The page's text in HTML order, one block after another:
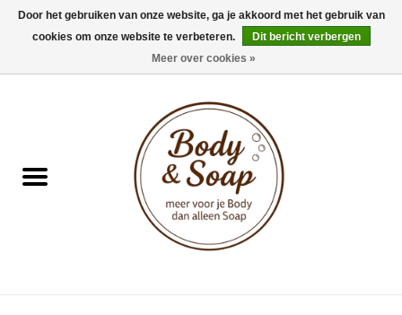
0 Artikelen - €0,00
Doucheproducten
Door het gebruiken van onze website, ga je akkoord met het gebruik van
cookies om onze website te verbeteren.
Dit bericht verbergen
Meer over cookies »